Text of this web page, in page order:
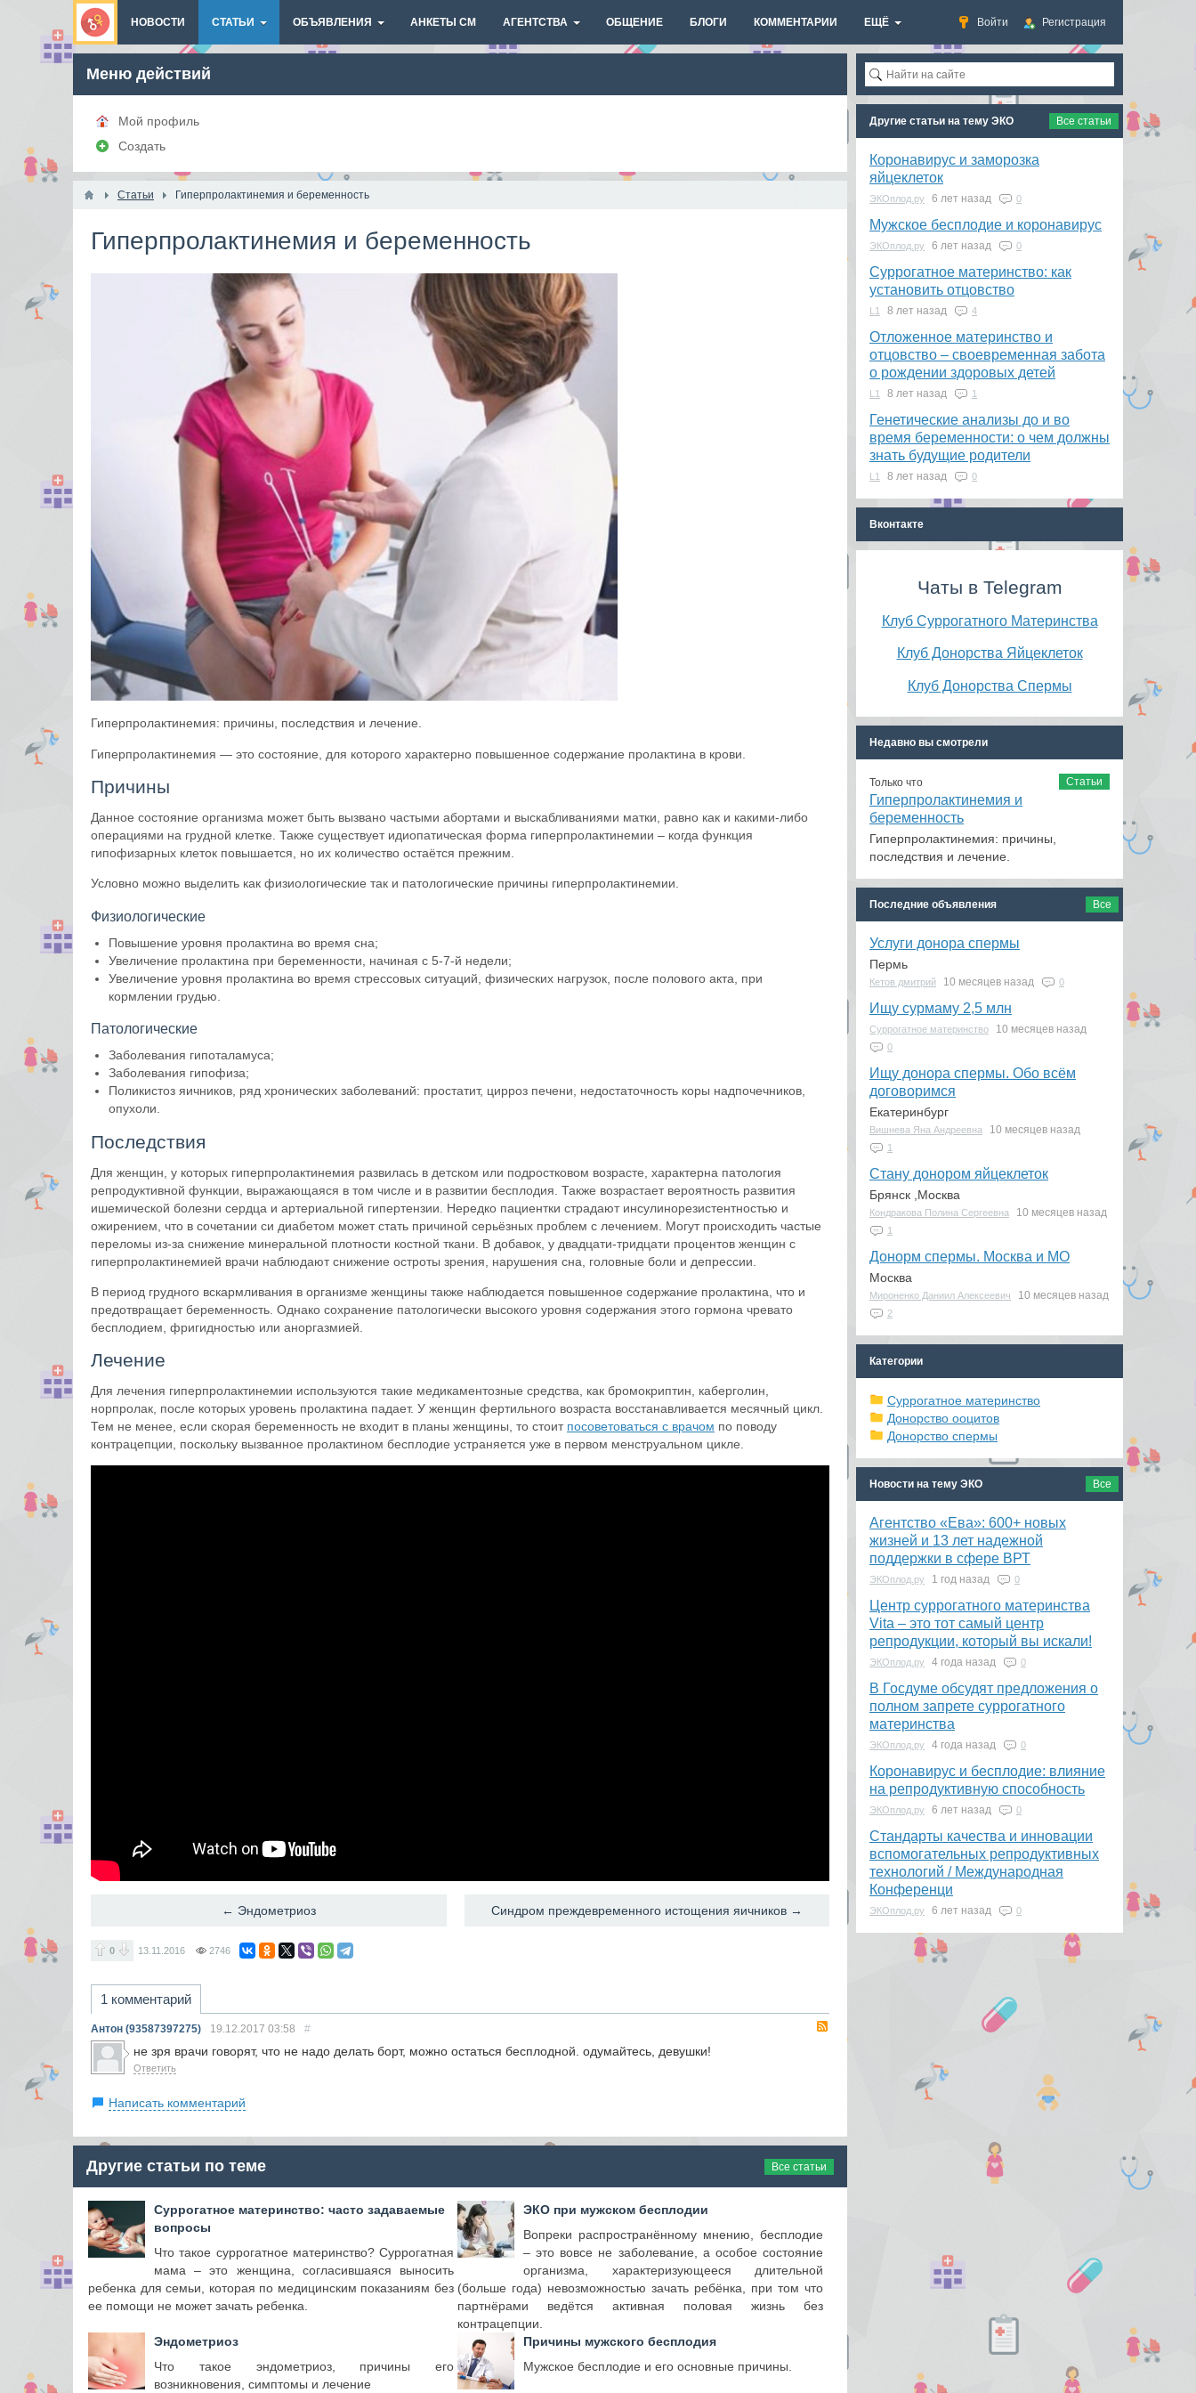
Войти Регистрация
НОВОСТИ СТАТЬИ ОБЪЯВЛЕНИЯ АНКЕТЫ СМ АГЕНТСТВА ОБЩЕНИЕ БЛОГИ КОММЕНТАРИИ ЕЩЁ
Меню действий
Мой профиль
Создать
Статьи Гиперпролактинемия и беременность
Гиперпролактинемия и беременность
Гиперпролактинемия: причины, последствия и лечение.
Гиперпролактинемия — это состояние, для которого характерно повышенное содержание пролактина в крови.
Причины
Данное состояние организма может быть вызвано частыми абортами и выскабливаниями матки, равно как и какими-либо
операциями на грудной клетке. Также существует идиопатическая форма гиперпролактинемии – когда функция
гипофизарных клеток повышается, но их количество остаётся прежним.
Условно можно выделить как физиологические так и патологические причины гиперпролактинемии.
Физиологические
Повышение уровня пролактина во время сна;
Увеличение пролактина при беременности, начиная с 5-7-й недели;
Увеличение уровня пролактина во время стрессовых ситуаций, физических нагрузок, после полового акта, при
кормлении грудью.
Патологические
Заболевания гипоталамуса;
Заболевания гипофиза;
Поликистоз яичников, ряд хронических заболеваний: простатит, цирроз печени, недостаточность коры надпочечников,
опухоли.
Последствия
Для женщин, у которых гиперпролактинемия развилась в детском или подростковом возрасте, характерна патология
репродуктивной функции, выражающаяся в том числе и в развитии бесплодия. Также возрастает вероятность развития
ишемической болезни сердца и артериальной гипертензии. Нередко пациентки страдают инсулинорезистентностью и
ожирением, что в сочетании си диабетом может стать причиной серьёзных проблем с лечением. Могут происходить частые
переломы из-за снижение минеральной плотности костной ткани. В добавок, у двадцати-тридцати процентов женщин с
гиперпролактинемией врачи наблюдают снижение остроты зрения, нарушения сна, головные боли и депрессии.
В период грудного вскармливания в организме женщины также наблюдается повышенное содержание пролактина, что и
предотвращает беременность. Однако сохранение патологически высокого уровня содержания этого гормона чревато
бесплодием, фригидностью или аноргазмией.
Лечение
Для лечения гиперпролактинемии используются такие медикаментозные средства, как бромокриптин, каберголин,
норпролак, после которых уровень пролактина падает. У женщин фертильного возраста восстанавливается месячный цикл.
Тем не менее, если скорая беременность не входит в планы женщины, то стоит посоветоваться с врачом по поводу
контрацепции, поскольку вызванное пролактином бесплодие устраняется уже в первом менструальном цикле.
← Эндометриоз Синдром преждевременного истощения яичников →
0 13.11.2016 2746
1 комментарий
Антон (93587397275) 19.12.2017 03:58 #
не зря врачи говорят, что не надо делать борт, можно остаться бесплодной. одумайтесь, девушки!
Ответить
Написать комментарий
Другие статьи по теме Все статьи
Суррогатное материнство: часто задаваемые
вопросы
Что такое суррогатное материнство? Суррогатная
мама – это женщина, согласившаяся выносить
ребенка для семьи, которая по медицинским показаниям без
ее помощи не может зачать ребенка.
ЭКО при мужском бесплодии
Вопреки распространённому мнению, бесплодие
– это вовсе не заболевание, а особое состояние
организма, характеризующееся длительной
(больше года) невозможностью зачать ребёнка, при том что
партнёрами ведётся активная половая жизнь без
контрацепции.
Эндометриоз
Что такое эндометриоз, причины его
возникновения, симптомы и лечение
Причины мужского бесплодия
Мужское бесплодие и его основные причины.
Другие статьи на тему ЭКО Все статьи
Коронавирус и заморозка
яйцеклеток
ЭКОплод.ру 6 лет назад 0
​Мужское бесплодие и коронавирус
ЭКОплод.ру 6 лет назад 0
Суррогатное материнство: как
установить отцовство
L1 8 лет назад 4
Отложенное материнство и
отцовство – своевременная забота
о рождении здоровых детей
L1 8 лет назад 1
Генетические анализы до и во
время беременности: о чем должны
знать будущие родители
L1 8 лет назад 0
Вконтакте
Чаты в Telegram
Клуб Суррогатного Материнства
Клуб Донорства Яйцеклеток
Клуб Донорства Спермы
Недавно вы смотрели
Статьи
Только что
Гиперпролактинемия и
беременность
Гиперпролактинемия: причины,
последствия и лечение.
Последние объявления Все
Услуги донора спермы
Пермь
Кетов дмитрий 10 месяцев назад 0
Ищу сурмаму 2,5 млн
Суррогатное материнство 10 месяцев назад
0
Ищу донора спермы. Обо всём
договоримся
Екатеринбург
Вишнева Яна Андреевна 10 месяцев назад
1
Стану донором яйцеклеток
Брянск ,Москва
Кондракова Полина Сергеевна 10 месяцев назад
1
Донорм спермы. Москва и МО
Москва
Мироненко Даниил Алексеевич 10 месяцев назад
2
Категории
Суррогатное материнство
Донорство ооцитов
Донорство спермы
Новости на тему ЭКО Все
Агентство «Ева»: 600+ новых
жизней и 13 лет надежной
поддержки в сфере ВРТ
ЭКОплод.ру 1 год назад 0
​Центр суррогатного материнства
Vita – это тот самый центр
репродукции, который вы искали!
ЭКОплод.ру 4 года назад 0
В Госдуме обсудят предложения о
полном запрете суррогатного
материнства
ЭКОплод.ру 4 года назад 0
Коронавирус и бесплодие: влияние
на репродуктивную способность
ЭКОплод.ру 6 лет назад 0
​Стандарты качества и инновации
вспомогательных репродуктивных
технологий / Международная
Конференци
ЭКОплод.ру 6 лет назад 0